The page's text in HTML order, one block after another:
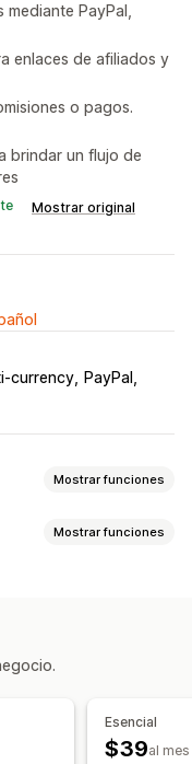
PayPal,
enlaces de afiliados y
o pagos.
brindar un flujo de
Mostrar original
currency
PayPal
Mostrar funciones
Mostrar funciones
Esencial
$39al mes